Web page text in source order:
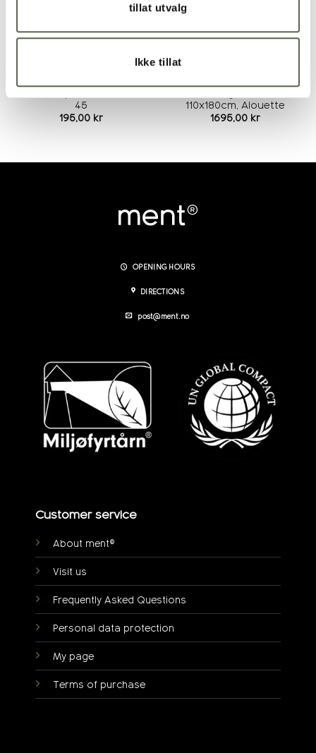
tillat utvalg
Ikke tillat
45
195,00 kr
110x180cm, Alouette
1695,00 kr
OPENING HOURS
DIRECTIONS
post@ment.no
Customer service
About ment®
Visit us
Frequently Asked Questions
Personal data protection
My page
Terms of purchase